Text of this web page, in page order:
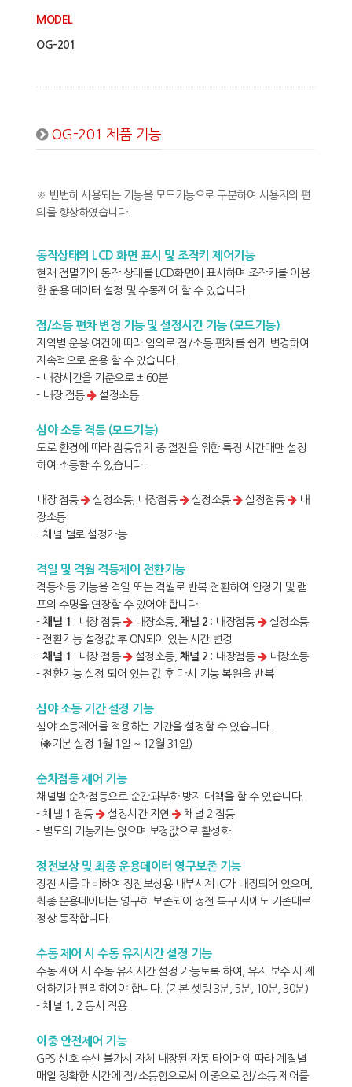
MODEL
OG-201
OG-201 제품 기능
※ 빈번히 사용되는 기능을 모드기능으로 구분하여 사용자의 편
의를 향상하였습니다.
동작상태의 LCD 화면 표시 및 조작키 제어기능
현재 점멸기의 동작 상태를 LCD화면에 표시하며 조작키를 이용
한 운용 데이터 설정 및 수동제어 할 수 있습니다.
점/소등 편차 변경 기능 및 설정시간 기능 (모드기능)
지역별 운용 여건에 따라 임의로 점/소등 편차를 쉽게 변경하여
지속적으로 운용 할 수 있습니다.
- 내장시간을 기준으로 ± 60분
- 내장 점등
설정소등
심야 소등 격등 (모드기능)
도로 환경에 따라 점등유지 중 절전을 위한 특정 시간대만 설정
하여 소등할 수 있습니다.
내장 점등 설정소등, 내장점등 설정소등 설정점등
내
장소등
- 채널 별로 설정가능
격일 및 격월 격등제어 전환기능
격등소등 기능을 격일 또는 격월로 반복 전환하여 안정기 및 램
프의 수명을 연장할 수 있어야 합니다.
- 채널 1 : 내장 점등 내장소등, 채널 2 : 내장점등
설정소등
- 전환기능 설정값 후 ON되어 있는 시간 변경
- 채널 1 : 내장 점등 설정소등, 채널 2 : 내장점등
내장소등
- 전환기능 설정 되어 있는 값 후 다시 기능 복원을 반복
심야 소등 기간 설정 기능
심야 소등제어를 적용하는 기간을 설정할 수 있습니다..
(❋기본 설정 1월 1일 ~ 12월 31일)
순차점등 제어 기능
채널별 순차점등으로 순간과부하 방지 대책을 할 수 있습니다.
- 채낼 1 점등
설정시간 지연
채널 2 점등
- 별도의 기능키는 없으며 보정값으로 활성화
정전보상 및 최종 운용데이터 영구보존 기능
정전 시를 대비하여 정전보상용 내부시계 IC가 내장되어 있으며,
최종 운용데이터는 영구히 보존되어 정전 복구 시에도 기존대로
정상 동작합니다.
수동 제어 시 수동 유지시간 설정 기능
수동 제어 시 수동 유지시간 설정 가능토록 하여, 유지 보수 시 제
어하기가 편리하여야 합니다. (기본 셋팅 3분, 5분, 10분, 30분)
- 채널 1, 2 동시 적용
이중 안전제어 기능
GPS 신호 수신 불가시 자체 내장된 자동 타이머에 따라 계절별
매일 정확한 시간에 점/소등함으로써 이중으로 점/소등 제어를